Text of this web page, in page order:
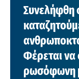
Συνελήφθη
Φέρεται να
ρωσόφωνη